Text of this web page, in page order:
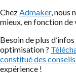
ChezAdmaker, nous
mieux, en fonction de
Besoin de plus
optimisation ?
constitué des
expérience !